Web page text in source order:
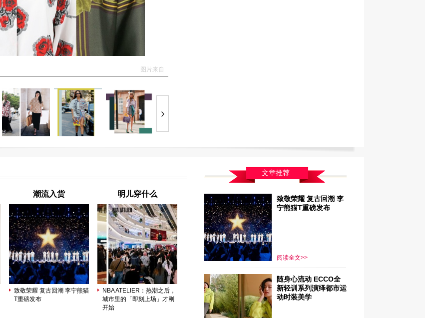
图片来自
潮流入货
致敬荣耀 复古回潮 李宁熊猫
T重磅发布
明儿穿什么
NBA ATELIER：热潮之后，
城市里的「即刻上场」才刚
开始
文章推荐
致敬荣耀 复古回潮 李
宁熊猫T重磅发布
阅读全文>>
随身心流动 ECCO全
新轻训系列演绎都市运
动时装美学